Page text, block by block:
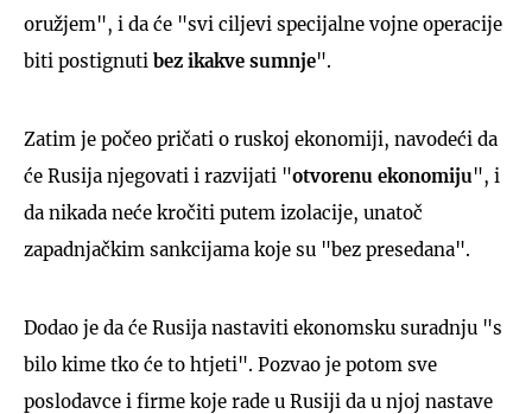
oružjem", i da će "svi ciljevi specijalne vojne operacije
biti postignuti bez ikakve sumnje".
Zatim je počeo pričati o ruskoj ekonomiji, navodeći da
će Rusija njegovati i razvijati "otvorenu ekonomiju", i
da nikada neće kročiti putem izolacije, unatoč
zapadnjačkim sankcijama koje su "bez presedana".
Dodao je da će Rusija nastaviti ekonomsku suradnju "s
bilo kime tko će to htjeti". Pozvao je potom sve
poslodavce i firme koje rade u Rusiji da u njoj nastave